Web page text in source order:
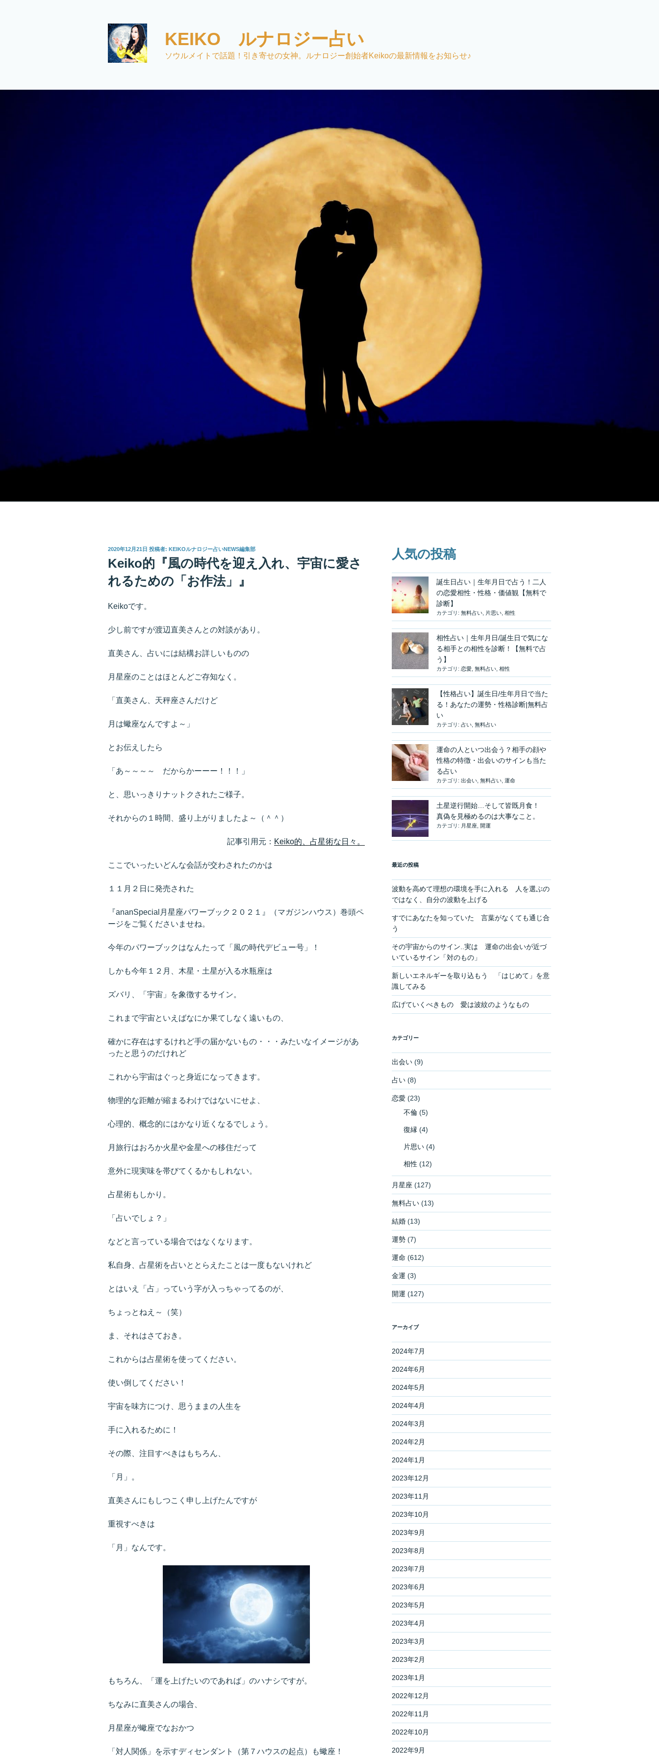
KEIKO ルナロジー占い
ソウルメイトで話題！引き寄せの女神。ルナロジー創始者Keikoの最新情報をお知らせ♪
投
日:
2020年12月21日 投稿者: KEIKOルナロジー占いNEWS編集部
Keiko的『風の時代を迎え入れ、宇宙に愛さ
れるための「お作法」』
Keikoです。
少し前ですが渡辺直美さんとの対談があり。
直美さん、占いには結構お詳しいものの
月星座のことはほとんどご存知なく。
「直美さん、天秤座さんだけど
月は蠍座なんですよ～」
とお伝えしたら
「あ～～～～ だからかーーー！！！」
と、思いっきりナットクされたご様子。
それからの１時間、盛り上がりましたよ～（＾＾）
記事引用元： Keiko的、占星術な日々。
ここでいったいどんな会話が交わされたのかは
１１月２日に発売された
『ananSpecial月星座パワーブック２０２１』（マガジンハウス）巻頭ペ
ージをご覧くださいませね。
今年のパワーブックはなんたって「風の時代デビュー号」！
しかも今年１２月、木星・土星が入る水瓶座は
ズバリ、「宇宙」を象徴するサイン。
これまで宇宙といえばなにか果てしなく遠いもの、
確かに存在はするけれど手の届かないもの・・・みたいなイメージがあ
ったと思うのだけれど
これから宇宙はぐっと身近になってきます。
物理的な距離が縮まるわけではないにせよ、
心理的、概念的にはかなり近くなるでしょう。
月旅行はおろか火星や金星への移住だって
意外に現実味を帯びてくるかもしれない。
占星術もしかり。
「占いでしょ？」
などと言っている場合ではなくなります。
私自身、占星術を占いととらえたことは一度もないけれど
とはいえ「占」っていう字が入っちゃってるのが、
ちょっとねえ～（笑）
ま、それはさておき。
これからは占星術を使ってください。
使い倒してください！
宇宙を味方につけ、思うままの人生を
手に入れるために！
その際、注目すべきはもちろん、
「月」。
直美さんにもしつこく申し上げたんですが
重視すべきは
「月」なんです。
もちろん、「運を上げたいのであれば」のハナシですが。
ちなみに直美さんの場合、
月星座が蠍座でなおかつ
「対人関係」を示すディセンダント（第７ハウスの起点）も蠍座！
人気の投稿
誕生日占い｜生年月日で占う！二人
の恋愛相性・性格・価値観【無料で
診断】
カテゴリ: 無料占い, 片思い, 相性
相性占い｜生年月日/誕生日で気にな
る相手との相性を診断！【無料で占
う】
カテゴリ: 恋愛, 無料占い, 相性
【性格占い】誕生日/生年月日で当た
る！あなたの運勢・性格診断|無料占
い
カテゴリ: 占い, 無料占い
運命の人といつ出会う？相手の顔や
性格の特徴・出会いのサインも当た
る占い
カテゴリ: 出会い, 無料占い, 運命
土星逆行開始…そして皆既月食！
真偽を見極めるのは大事なこと。
カテゴリ: 月星座, 開運
最近の投稿
波動を高めて理想の環境を手に入れる 人を選ぶの
ではなく、自分の波動を上げる
すでにあなたを知っていた 言葉がなくても通じ合
う
その宇宙からのサイン..実は 運命の出会いが近づ
いているサイン「対のもの」
新しいエネルギーを取り込もう 「はじめて」を意
識してみる
広げていくべきもの 愛は波紋のようなもの
カテゴリー
出会い(9)
占い(8)
恋愛(23)
不倫(5)
復縁 (4)
片思い(4)
相性 (12)
月星座 (127)
無料占い(13)
結婚(13)
運勢(7)
運命 (612)
金運 (3)
開運 (127)
アーカイブ
2024年7月
2024年6月
2024年5月
2024年4月
2024年3月
2024年2月
2024年1月
2023年12月
2023年11月
2023年10月
2023年9月
2023年8月
2023年7月
2023年6月
2023年5月
2023年4月
2023年3月
2023年2月
2023年1月
2022年12月
2022年11月
2022年10月
2022年9月